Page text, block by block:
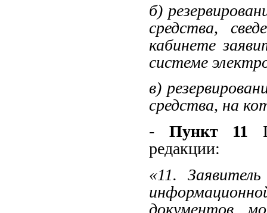
б)
средства,
кабинете
системе
в)
средства, на
- Пункт 11
редакции:
«11.
документов